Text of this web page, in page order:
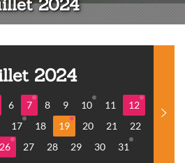
2024
2024
6 7 8 9 10 11
12
17 18 19 20 21
22
26 27 28 29 30 31